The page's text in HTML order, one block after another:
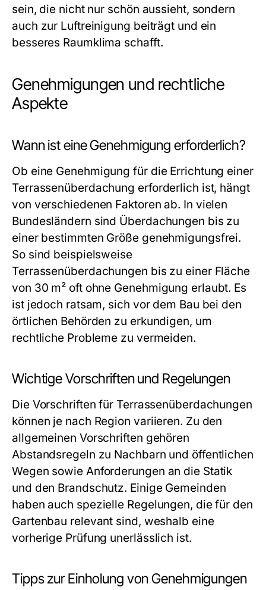
sein, die nicht nur schön aussieht, sondern
auch zur Luftreinigung beiträgt und ein
besseres Raumklima schafft.
Genehmigungen und rechtliche
Aspekte
Wann ist eine Genehmigung erforderlich?
Ob eine Genehmigung für die Errichtung einer
Terrassenüberdachung erforderlich ist, hängt
von verschiedenen Faktoren ab. In vielen
Bundesländern sind Überdachungen bis zu
einer bestimmten Größe genehmigungsfrei.
So sind beispielsweise
Terrassenüberdachungen bis zu einer Fläche
von 30 m² oft ohne Genehmigung erlaubt. Es
ist jedoch ratsam, sich vor dem Bau bei den
örtlichen Behörden zu erkundigen, um
rechtliche Probleme zu vermeiden.
Wichtige Vorschriften und Regelungen
Die Vorschriften für Terrassenüberdachungen
können je nach Region variieren. Zu den
allgemeinen Vorschriften gehören
Abstandsregeln zu Nachbarn und öffentlichen
Wegen sowie Anforderungen an die Statik
und den Brandschutz. Einige Gemeinden
haben auch spezielle Regelungen, die für den
Gartenbau relevant sind, weshalb eine
vorherige Prüfung unerlässlich ist.
Tipps zur Einholung von Genehmigungen